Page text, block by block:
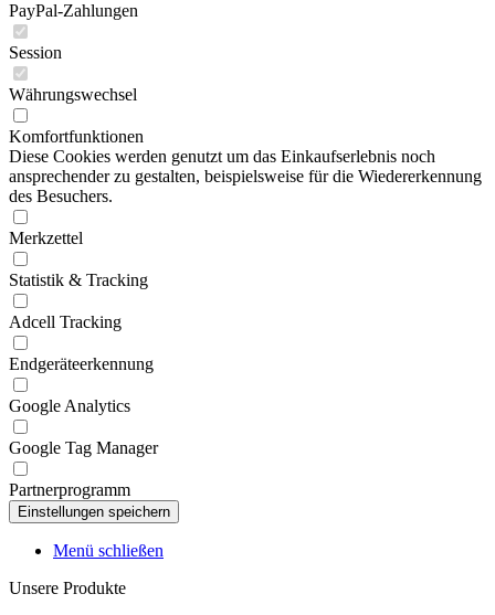
PayPal-Zahlungen
Session
Währungswechsel
Komfortfunktionen
Diese Cookies werden genutzt um das Einkaufserlebnis noch
ansprechender zu gestalten, beispielsweise für die Wiedererkennung
des Besuchers.
Merkzettel
Statistik & Tracking
Adcell Tracking
Endgeräteerkennung
Google Analytics
Google Tag Manager
Partnerprogramm
Menü schließen
Unsere Produkte